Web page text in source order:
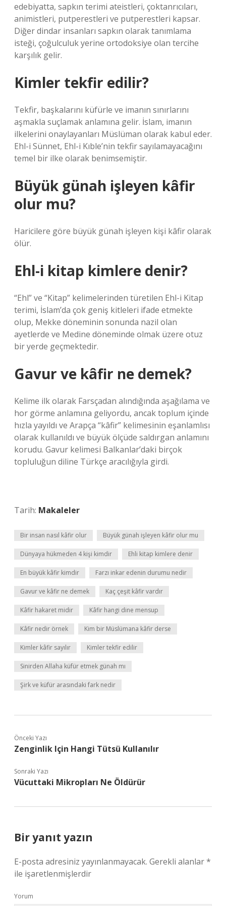
edebiyatta, sapkın terimi ateistleri, çoktanrıcıları,
animistleri, putperestleri ve putperestleri kapsar.
Diğer dindar insanları sapkın olarak tanımlama
isteği, çoğulculuk yerine ortodoksiye olan tercihe
karşılık gelir.
Kimler tekfir edilir?
Tekfir, başkalarını küfürle ve imanın sınırlarını
aşmakla suçlamak anlamına gelir. İslam, imanın
ilkelerini onaylayanları Müslüman olarak kabul eder.
Ehl-i Sünnet, Ehl-i Kıble’nin tekfir sayılamayacağını
temel bir ilke olarak benimsemiştir.
Büyük günah işleyen kâfir
olur mu?
Haricilere göre büyük günah işleyen kişi kâfir olarak
ölür.
Ehl-i kitap kimlere denir?
“Ehl” ve “Kitap” kelimelerinden türetilen Ehl-i Kitap
terimi, İslam’da çok geniş kitleleri ifade etmekte
olup, Mekke döneminin sonunda nazil olan
ayetlerde ve Medine döneminde olmak üzere otuz
bir yerde geçmektedir.
Gavur ve kâfir ne demek?
Kelime ilk olarak Farsçadan alındığında aşağılama ve
hor görme anlamına geliyordu, ancak toplum içinde
hızla yayıldı ve Arapça “kâfir” kelimesinin eşanlamlısı
olarak kullanıldı ve büyük ölçüde saldırgan anlamını
korudu. Gavur kelimesi Balkanlar’daki birçok
topluluğun diline Türkçe aracılığıyla girdi.
Tarih: Makaleler
Bir insan nasıl kâfir olur Büyük günah işleyen kâfir olur mu
Dünyaya hükmeden 4 kişi kimdir Ehli kitap kimlere denir
En büyük kâfir kimdir Farzı inkar edenin durumu nedir
Gavur ve kâfir ne demek Kaç çeşit kâfir vardır
Kâfir hakaret midir Kâfir hangi dine mensup
Kâfir nedir örnek Kim bir Müslümana kâfir derse
Kimler kâfir sayılır Kimler tekfir edilir
Sinirden Allaha küfür etmek günah mı
Şirk ve küfür arasındaki fark nedir
Önceki Yazı
Zenginlik Için Hangi Tütsü Kullanılır
Sonraki Yazı
Vücuttaki Mikropları Ne Öldürür
Bir yanıt yazın
E-posta adresiniz yayınlanmayacak. Gerekli alanlar*
ile işaretlenmişlerdir
Yorum